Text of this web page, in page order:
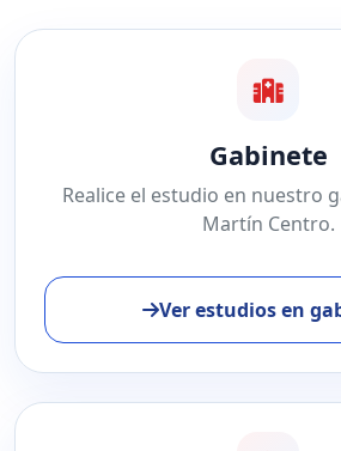
Gabinete
Realice el estudio en nuestro
Martín Centro.
Ver estudios en